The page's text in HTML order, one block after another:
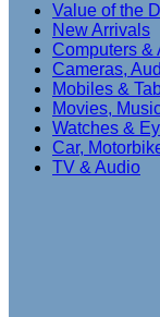
Value of the
New Arrivals
Computers &
Cameras,
Mobiles &
Movies,
Watches &
Car,
TV & Audio